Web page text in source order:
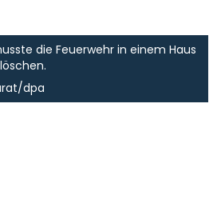
die Feuerwehr in einem Haus
dpa